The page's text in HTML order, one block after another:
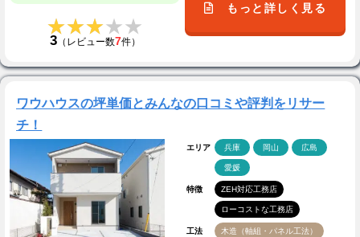
★★★★★
★★★★★
3（レビュー数7件）
もっと詳しく見る
ワウハウスの坪単価とみんなの口コミや評判をリサー
チ！
エリア 兵庫 岡山 広島
愛媛
特徴 ZEH対応工務店
ローコストな工務店
工法 木造（軸組・パネル工法）